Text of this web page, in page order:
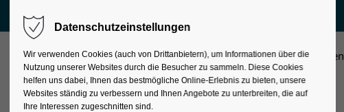
"offcanvas-col2"
leider nicht.
Der Eintrag "offcanvas-col3"
existiert leider nicht.
Lösungen Services Branchen Unternehmen
Datenschutzeinstellungen
Wir verwenden Cookies (auch von Drittanbietern), um Informationen über die
Nutzung unserer Websites durch die Besucher zu sammeln. Diese Cookies
helfen uns dabei, Ihnen das bestmögliche Online-Erlebnis zu bieten, unsere
Websites ständig zu verbessern und Ihnen Angebote zu unterbreiten, die auf
Ihre Interessen zugeschnitten sind.